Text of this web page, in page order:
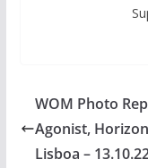
WOM Photo
Agonist,
Lisboa –